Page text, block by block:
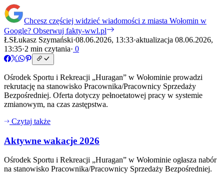
Chcesz częściej widzieć wiadomości z miasta Wołomin w
Google? Obserwuj fakty-wwl.pl
ŁSŁukasz Szymański·08.06.2026, 13:33·aktualizacja 08.06.2026,
13:35·2 min czytania· 0
Ośrodek Sportu i Rekreacji „Huragan” w Wołominie prowadzi
rekrutację na stanowisko Pracownika/Pracownicy Sprzedaży
Bezpośredniej. Oferta dotyczy pełnoetatowej pracy w systemie
zmianowym, na czas zastępstwa.
Czytaj także
Aktywne wakacje 2026
Ośrodek Sportu i Rekreacji „Huragan” w Wołominie ogłasza nabór
na stanowisko Pracownika/Pracownicy Sprzedaży Bezpośredniej.